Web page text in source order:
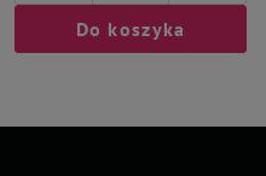
Do koszyka